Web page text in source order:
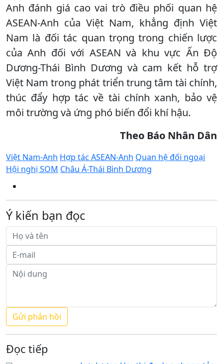
Anh đánh giá cao vai trò điều phối quan hệ
ASEAN-Anh của Việt Nam, khẳng định Việt
Nam là đối tác quan trọng trong chiến lược
của Anh đối với ASEAN và khu vực Ấn Độ
Dương-Thái Bình Dương và cam kết hỗ trợ
Việt Nam trong phát triển trung tâm tài chính,
thúc đẩy hợp tác về tài chính xanh, bảo vệ
môi trường và ứng phó biến đổi khí hậu.
Theo Báo Nhân Dân
Việt Nam-Anh Hợp tác ASEAN-Anh Quan hệ đối ngoại
Hội nghị SOM Châu Á-Thái Bình Dương
Ý kiến bạn đọc
Đọc tiếp